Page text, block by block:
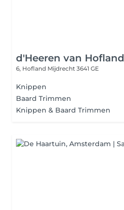
d'Heeren van Hofland
6, Hofland Mijdrecht 3641 GE
Knippen
Baard Trimmen
Knippen & Baard Trimmen